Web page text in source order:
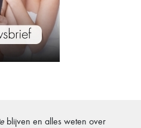
blijven en alles weten over